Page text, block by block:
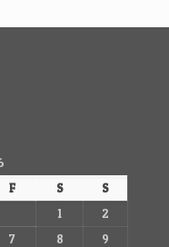
F S
S
1
2
7 8
9